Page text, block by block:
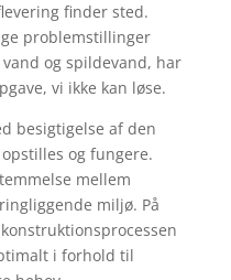
finder sted.
problemstillinger
og spildevand, har
vi ikke kan løse.
besigtigelse af den
og fungere.
mellem
miljø. På
i forhold til